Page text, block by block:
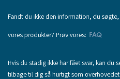
Fandt du ikke den information, du
vores produkter? Prøv vores: FAQ
Hvis du stadig ikke har fået svar, kan du
tilbage til dig så hurtigt som